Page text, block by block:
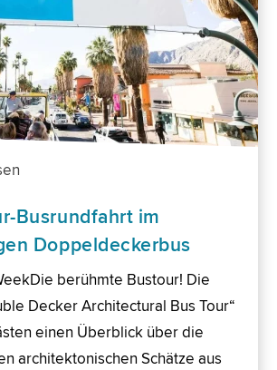
Busrundfahrt im
Doppeldeckerbus
berühmte Bustour! Die
Decker Architectural Bus Tour“
einen Überblick über die
architektonischen Schätze aus